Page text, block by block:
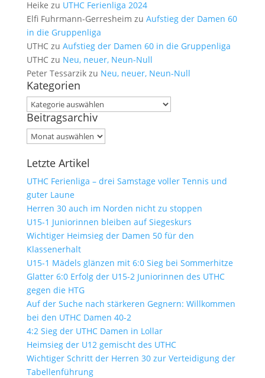
Heike zu UTHC Ferienliga 2024
Elfi Fuhrmann-Gerresheim zu Aufstieg der Damen 60
in die Gruppenliga
UTHCzu Aufstieg der Damen 60 in die Gruppenliga
UTHCzu Neu, neuer, Neun-Null
Peter Tessarzikzu Neu, neuer, Neun-Null
Kategorien
Kategorien
Beitragsarchiv
Beitragsarchiv
Letzte Artikel
UTHC Ferienliga – drei Samstage voller Tennis und
guter Laune
Herren 30 auch im Norden nicht zu stoppen
U15-1 Juniorinnen bleiben auf Siegeskurs
Wichtiger Heimsieg der Damen 50 für den
Klassenerhalt
U15-1 Mädels glänzen mit 6:0 Sieg bei Sommerhitze
Glatter 6:0 Erfolg der U15-2 Juniorinnen des UTHC
gegen die HTG
Auf der Suche nach stärkeren Gegnern: Willkommen
bei den UTHC Damen 40-2
4:2 Sieg der UTHC Damen in Lollar
Heimsieg der U12 gemischt des UTHC
Wichtiger Schritt der Herren 30 zur Verteidigung der
Tabellenführung